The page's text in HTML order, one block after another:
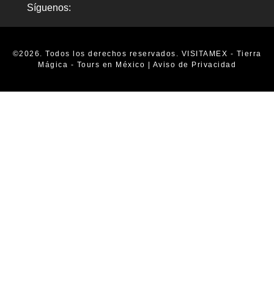
Síguenos:
©2026. Todos los derechos reservados. VISITAMEX - Tierra
Mágica - Tours en México | Aviso de Privacidad